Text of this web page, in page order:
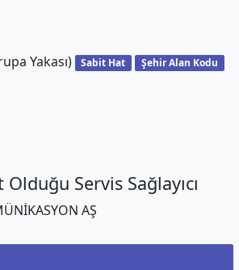
Yakası) Sabit Hat Şehir Alan Kodu
Servis Sağlayıcı
AŞ